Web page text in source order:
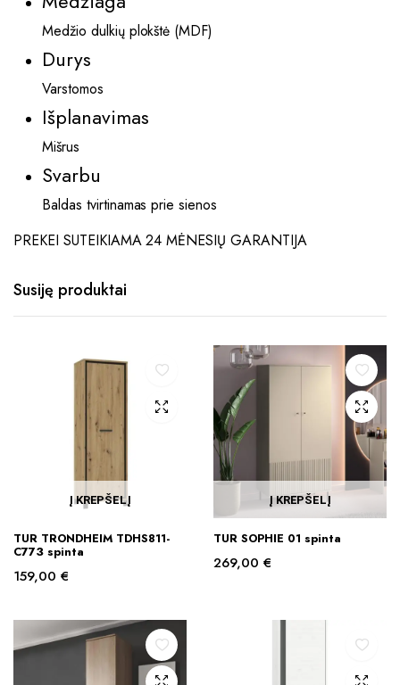
Medžio dulkių plokštė (MDF)
Durys
Varstomos
Išplanavimas
Mišrus
Svarbu
Baldas tvirtinamas prie sienos
PREKEI SUTEIKIAMA 24 MĖNESIŲ GARANTIJA
Susiję produktai
Į KREPŠELĮ
TUR TRONDHEIM TDHS811-
C773 spinta
159,00 €
Į KREPŠELĮ
TUR SOPHIE 01 spinta
269,00 €